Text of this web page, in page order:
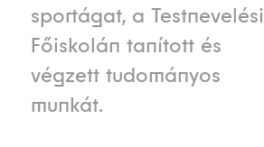
sportágat, a Testnevelési
Főiskolán tanított és
végzett tudományos
munkát.